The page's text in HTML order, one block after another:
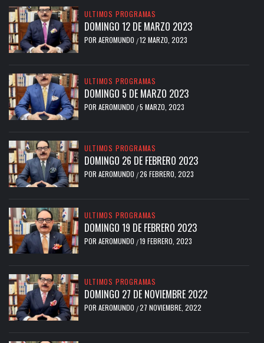
ULTIMOS PROGRAMAS
DOMINGO 12 DE MARZO 2023
POR AEROMUNDO /12 MARZO, 2023
ULTIMOS PROGRAMAS
DOMINGO 5 DE MARZO 2023
POR AEROMUNDO /5 MARZO, 2023
ULTIMOS PROGRAMAS
DOMINGO 26 DE FEBRERO 2023
POR AEROMUNDO /26 FEBRERO, 2023
ULTIMOS PROGRAMAS
DOMINGO 19 DE FEBRERO 2023
POR AEROMUNDO /19 FEBRERO, 2023
ULTIMOS PROGRAMAS
DOMINGO 27 DE NOVIEMBRE 2022
POR AEROMUNDO /27 NOVIEMBRE, 2022